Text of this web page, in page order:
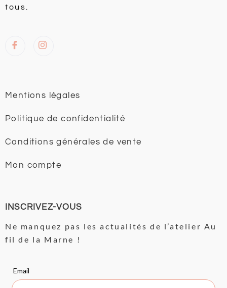
tous.
Mentions légales
Politique de confidentialité
Conditions générales de vente
Mon compte
INSCRIVEZ-VOUS
Ne manquez pas les actualités de l’atelier Au
fil de la Marne !